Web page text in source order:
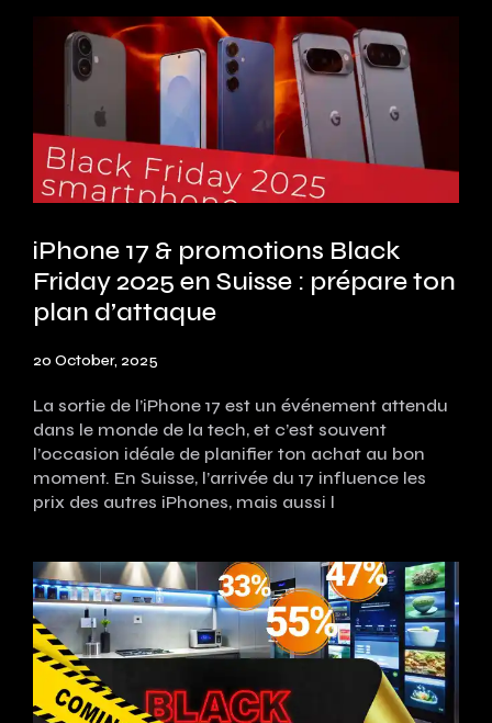
iPhone 17 & promotions Black
Friday 2025 en Suisse : prépare ton
plan d’attaque
20 October, 2025
La sortie de l’iPhone 17 est un événement attendu
dans le monde de la tech, et c’est souvent
l’occasion idéale de planifier ton achat au bon
moment. En Suisse, l’arrivée du 17 influence les
prix des autres iPhones, mais aussi l